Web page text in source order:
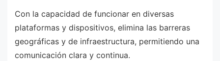
Con la capacidad de funcionar en diversas
plataformas y dispositivos, elimina las barreras
geográficas y de infraestructura, permitiendo una
comunicación clara y continua.